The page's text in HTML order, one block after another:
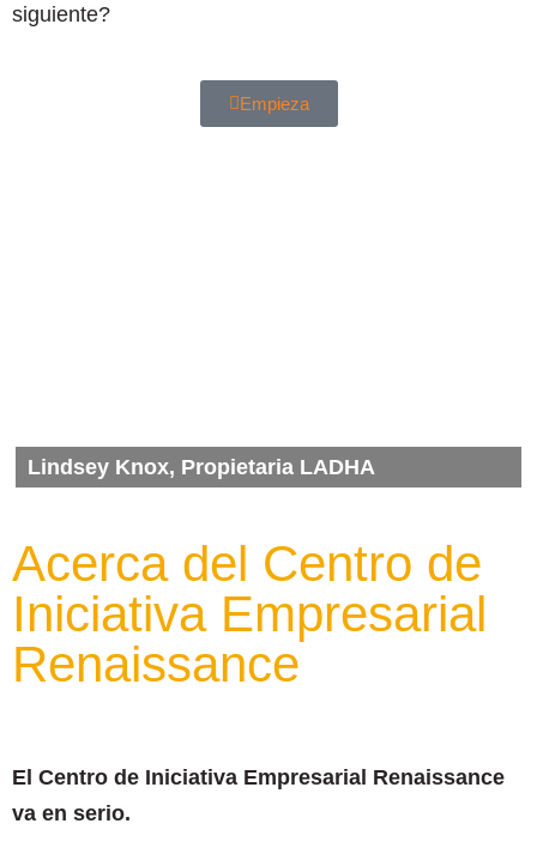
siguiente?
Empieza
Acerca del Centro de
Iniciativa Empresarial
Renaissance
El Centro de Iniciativa Empresarial Renaissance
va en serio.
Lindsey Knox, Propietaria LADHA